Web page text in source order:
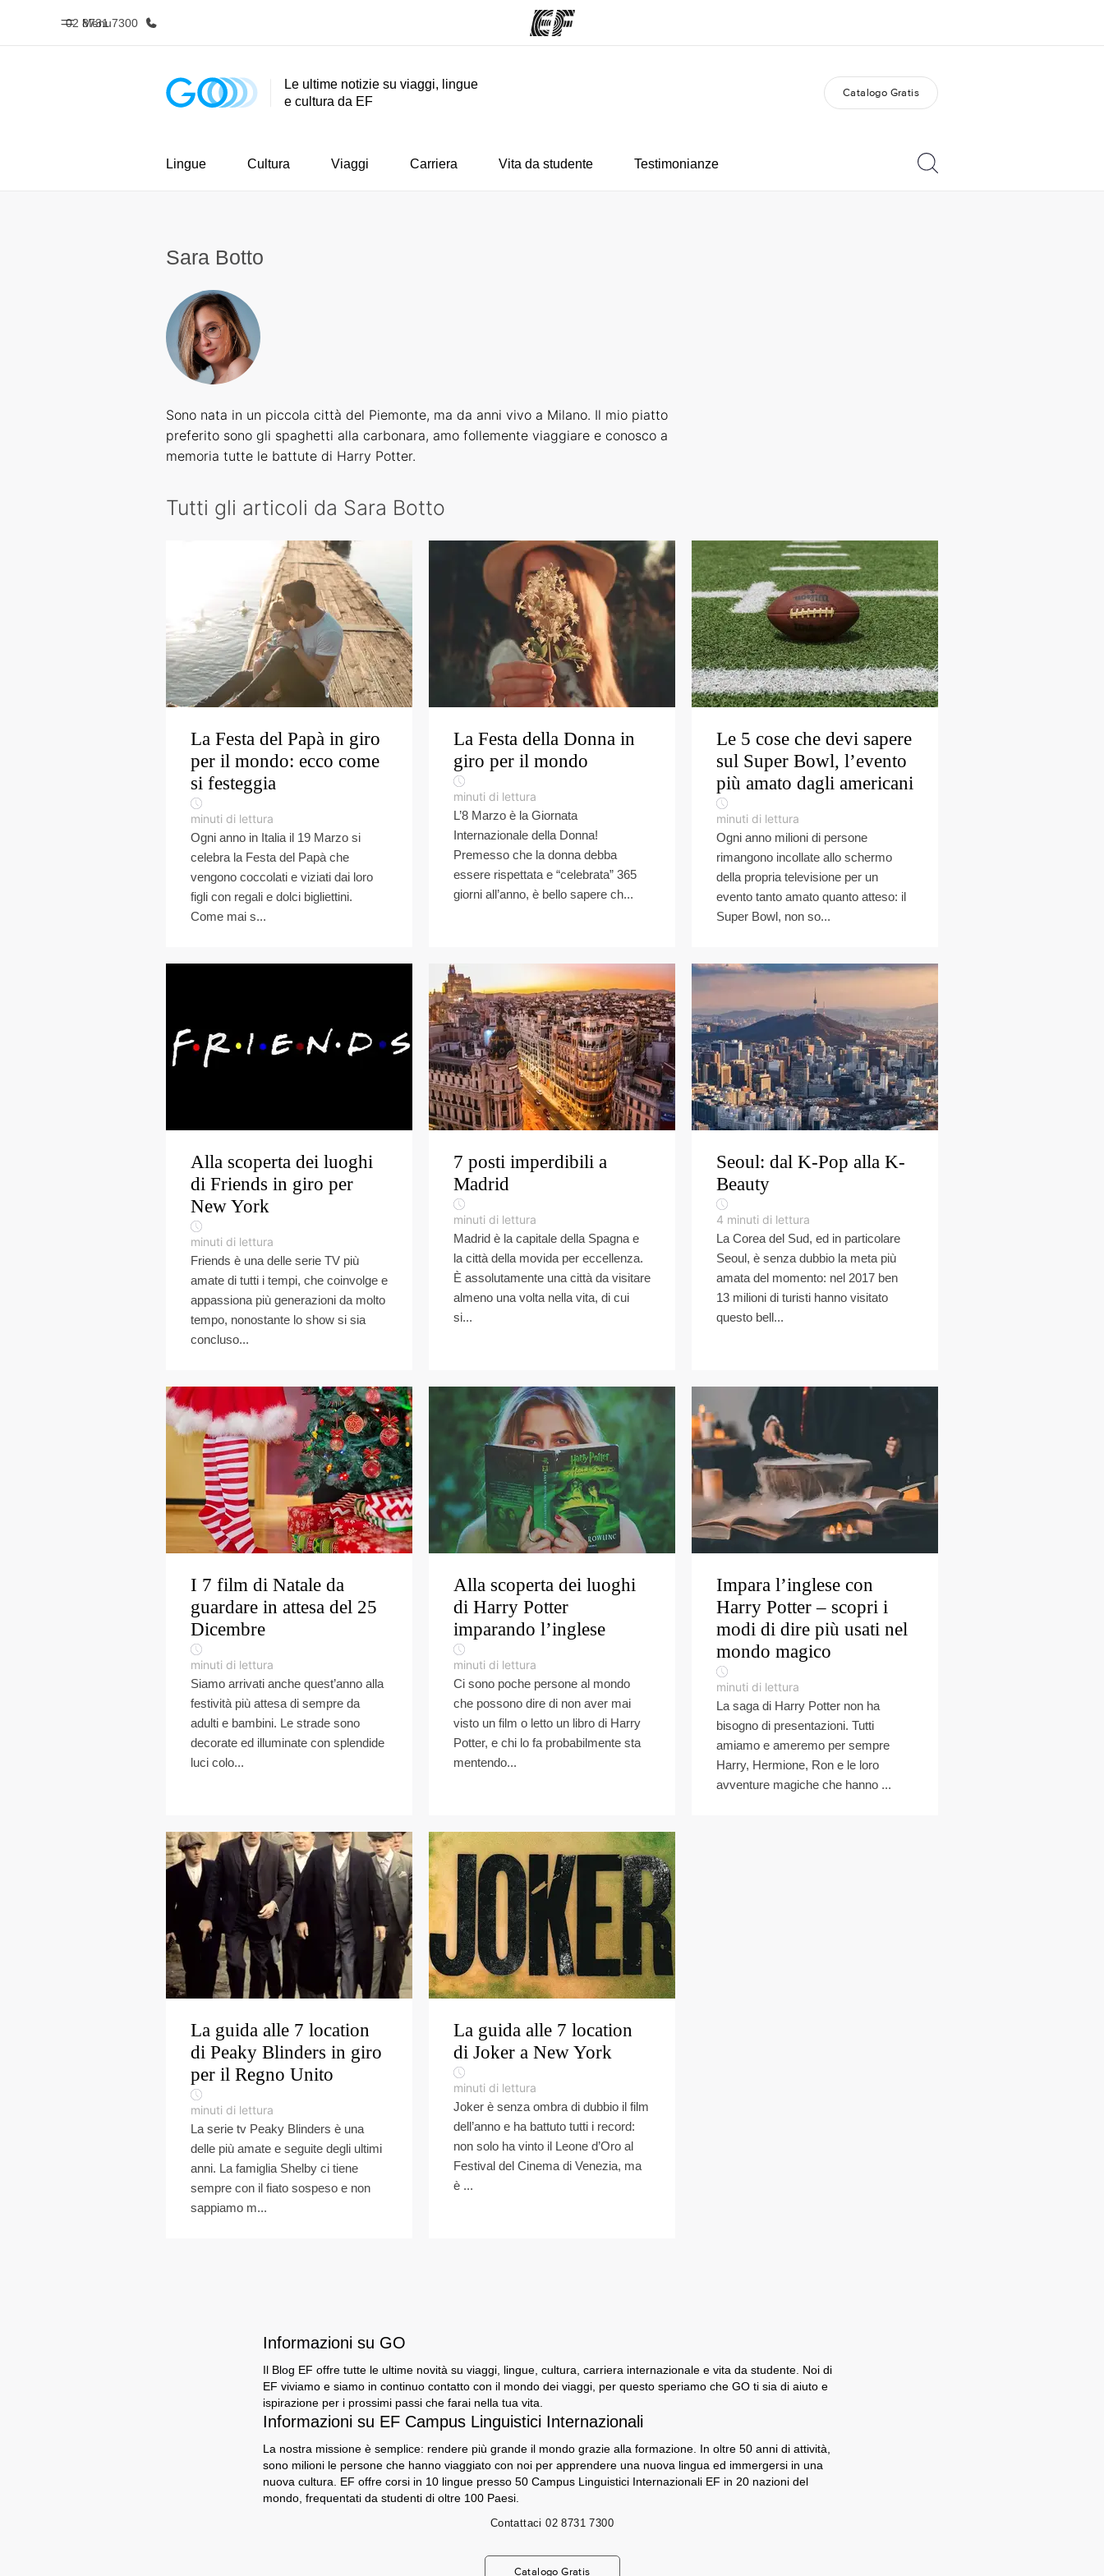
Menu
02 8731 7300
Homepage Programmi Carriera
Le ultime notizie su viaggi, lingue
e cultura da EF
Catalogo Gratis
Lingue Cultura Viaggi Carriera Vita da studente Testimonianze
Sara Botto
Sono nata in un piccola città del Piemonte, ma da anni vivo a Milano. Il mio piatto
preferito sono gli spaghetti alla carbonara, amo follemente viaggiare e conosco a
memoria tutte le battute di Harry Potter.
Tutti gli articoli da Sara Botto
La Festa del Papà in giro
per il mondo: ecco come
si festeggia
minuti di lettura
Ogni anno in Italia il 19 Marzo si
celebra la Festa del Papà che
vengono coccolati e viziati dai loro
figli con regali e dolci bigliettini.
Come mai s...
La Festa della Donna in
giro per il mondo
minuti di lettura
L’8 Marzo è la Giornata
Internazionale della Donna!
Premesso che la donna debba
essere rispettata e “celebrata” 365
giorni all’anno, è bello sapere ch...
Le 5 cose che devi sapere
sul Super Bowl, l’evento
più amato dagli americani
minuti di lettura
Ogni anno milioni di persone
rimangono incollate allo schermo
della propria televisione per un
evento tanto amato quanto atteso: il
Super Bowl, non so...
Alla scoperta dei luoghi
di Friends in giro per
New York
minuti di lettura
Friends è una delle serie TV più
amate di tutti i tempi, che coinvolge e
appassiona più generazioni da molto
tempo, nonostante lo show si sia
concluso...
7 posti imperdibili a
Madrid
minuti di lettura
Madrid è la capitale della Spagna e
la città della movida per eccellenza.
È assolutamente una città da visitare
almeno una volta nella vita, di cui
si...
Seoul: dal K-Pop alla K-
Beauty
4 minuti di lettura
La Corea del Sud, ed in particolare
Seoul, è senza dubbio la meta più
amata del momento: nel 2017 ben
13 milioni di turisti hanno visitato
questo bell...
I 7 film di Natale da
guardare in attesa del 25
Dicembre
minuti di lettura
Siamo arrivati anche quest’anno alla
festività più attesa di sempre da
adulti e bambini. Le strade sono
decorate ed illuminate con splendide
luci colo...
Alla scoperta dei luoghi
di Harry Potter
imparando l’inglese
minuti di lettura
Ci sono poche persone al mondo
che possono dire di non aver mai
visto un film o letto un libro di Harry
Potter, e chi lo fa probabilmente sta
mentendo...
Impara l’inglese con
Harry Potter – scopri i
modi di dire più usati nel
mondo magico
minuti di lettura
La saga di Harry Potter non ha
bisogno di presentazioni. Tutti
amiamo e ameremo per sempre
Harry, Hermione, Ron e le loro
avventure magiche che hanno ...
La guida alle 7 location
di Peaky Blinders in giro
per il Regno Unito
minuti di lettura
La serie tv Peaky Blinders è una
delle più amate e seguite degli ultimi
anni. La famiglia Shelby ci tiene
sempre con il fiato sospeso e non
sappiamo m...
La guida alle 7 location
di Joker a New York
minuti di lettura
Joker è senza ombra di dubbio il film
dell’anno e ha battuto tutti i record:
non solo ha vinto il Leone d’Oro al
Festival del Cinema di Venezia, ma
è ...
Informazioni su GO
Il Blog EF offre tutte le ultime novità su viaggi, lingue, cultura, carriera internazionale e vita da studente. Noi di
EF viviamo e siamo in continuo contatto con il mondo dei viaggi, per questo speriamo che GO ti sia di aiuto e
ispirazione per i prossimi passi che farai nella tua vita.
Informazioni su EF Campus Linguistici Internazionali
La nostra missione è semplice: rendere più grande il mondo grazie alla formazione. In oltre 50 anni di attività,
sono milioni le persone che hanno viaggiato con noi per apprendere una nuova lingua ed immergersi in una
nuova cultura. EF offre corsi in 10 lingue presso 50 Campus Linguistici Internazionali EF in 20 nazioni del
mondo, frequentati da studenti di oltre 100 Paesi.
Contattaci 02 8731 7300
Catalogo Gratis